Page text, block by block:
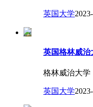
英国大学
英国格林威治
格林威治大学
英国大学